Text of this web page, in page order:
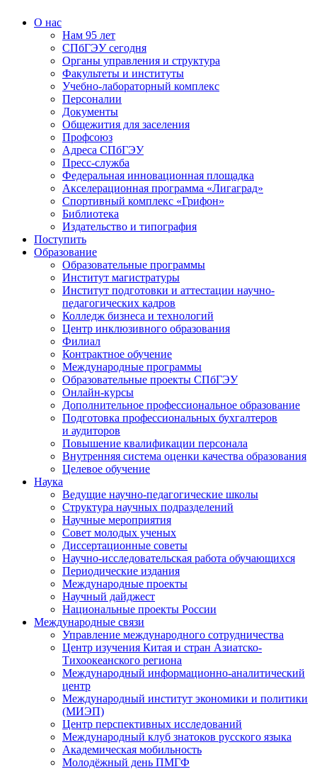
О нас
Нам 95 лет
СПбГЭУ сегодня
Органы управления и структура
Факультеты и институты
Учебно-лабораторный комплекс
Персоналии
Документы
Общежития для заселения
Профсоюз
Адреса СПбГЭУ
Пресс-служба
Федеральная инновационная площадка
Акселерационная программа «Лигаград»­­
Спортивный комплекс «Грифон»
Библиотека
Издательство и типография
Поступить
Образование
Образовательные программы
Институт магистратуры
Институт подготовки и аттестации научно-
педагогических кадров
Колледж бизнеса и технологий
Центр инклюзивного образования
Филиал
Контрактное обучение
Международные программы
Образовательные проекты СПбГЭУ
Онлайн-курсы
Дополнительное профессиональное образование
Подготовка профессиональных бухгалтеров
и аудиторов
Повышение квалификации персонала
Внутренняя система оценки качества образования
Целевое обучение
Наука
Ведущие научно-педагогические школы
Структура научных подразделений
Научные мероприятия
Совет молодых ученых
Диссертационные советы
Научно-исследовательская работа обучающихся
Периодические издания
Международные проекты
Научный дайджест
Национальные проекты России
Международные связи
Управление международного сотрудничества
Центр изучения Китая и стран Азиатско-
Тихоокеанского региона
Международный информационно-аналитический
центр
Международный институт экономики и политики
(МИЭП)
Центр перспективных исследований
Международный клуб знатоков русского языка
Академическая мобильность
Молодёжный день ПМГФ